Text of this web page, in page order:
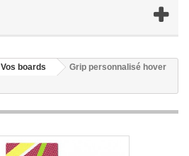
Vos boards
Grip personnalisé hover